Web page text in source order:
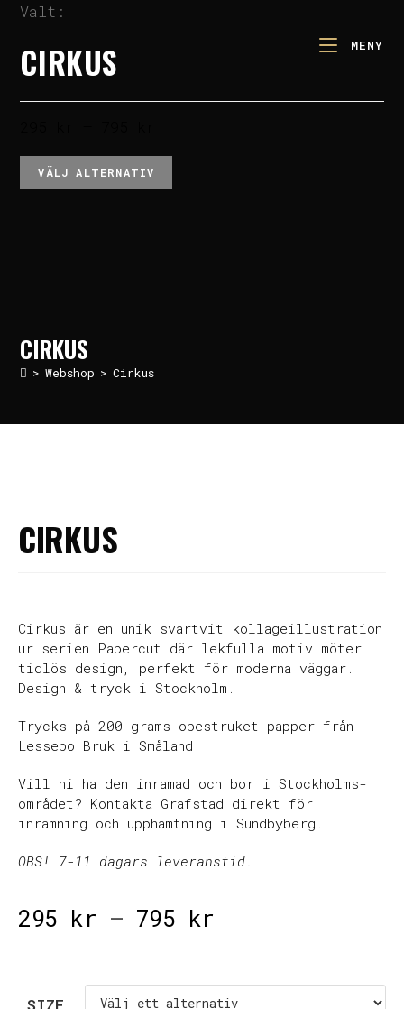
MENY
Valt:
CIRKUS
VÄLJ ALTERNATIV
CIRKUS
> Webshop > Cirkus
CIRKUS
Cirkus är en unik svartvit kollageillustration
ur serien Papercut där lekfulla motiv möter
tidlös design, perfekt för moderna väggar.
Design & tryck i Stockholm.
Trycks på 200 grams obestruket papper från
Lessebo Bruk i Småland.
Vill ni ha den inramad och bor i Stockholms-
området? Kontakta Grafstad direkt för
inramning och upphämtning i Sundbyberg.
OBS! 7-11 dagars leveranstid.
295 kr – 795 kr